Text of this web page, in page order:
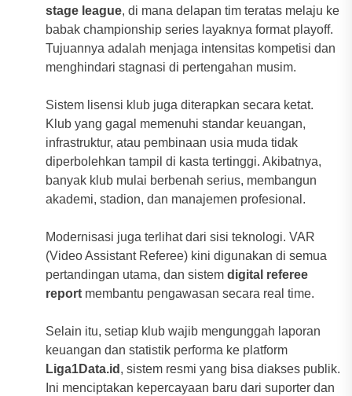
stage league, di mana delapan tim teratas melaju ke
babak championship series layaknya format playoff.
Tujuannya adalah menjaga intensitas kompetisi dan
menghindari stagnasi di pertengahan musim.
Sistem lisensi klub juga diterapkan secara ketat.
Klub yang gagal memenuhi standar keuangan,
infrastruktur, atau pembinaan usia muda tidak
diperbolehkan tampil di kasta tertinggi. Akibatnya,
banyak klub mulai berbenah serius, membangun
akademi, stadion, dan manajemen profesional.
Modernisasi juga terlihat dari sisi teknologi. VAR
(Video Assistant Referee) kini digunakan di semua
pertandingan utama, dan sistem digital referee
reportmembantu pengawasan secara real time.
Selain itu, setiap klub wajib mengunggah laporan
keuangan dan statistik performa ke platform
Liga1Data.id , sistem resmi yang bisa diakses publik.
Ini menciptakan kepercayaan baru dari suporter dan